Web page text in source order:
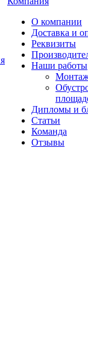
О компании
Доставка и
Реквизиты
Наши работы
Дипломы и
Статьи
Команда
Отзывы